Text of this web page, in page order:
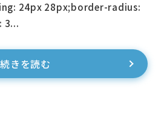
24px 28px;border-radius:
3...
続きを読む